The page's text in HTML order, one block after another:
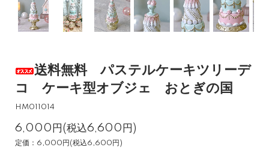
送料無料 パステルケーキツリーデ
コ ケーキ型オブジェ おとぎの国
HM011014
6,000円(税込6,600円)
定価：6,000円(税込6,600円)